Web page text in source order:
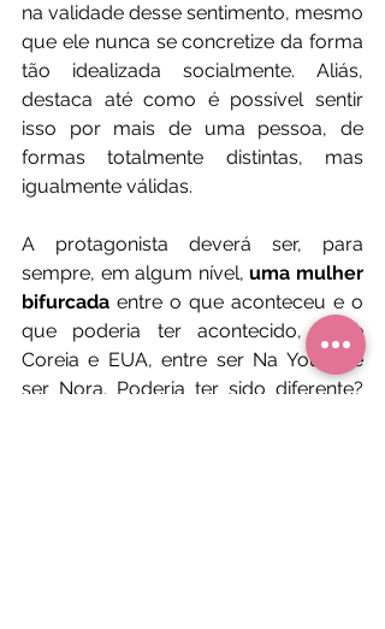
na validade desse sentimento, mesmo
que ele nunca se concretize da forma
tão idealizada socialmente. Aliás,
destaca até como é possível sentir
isso por mais de uma pessoa, de
formas totalmente distintas, mas
igualmente válidas.
A protagonista deverá ser, para
sempre, em algum nível, uma mulher
bifurcada entre o que aconteceu e o
que poderia ter acontecido, entre
Coreia e EUA, entre ser Na Young e
ser Nora. Poderia ter sido diferente?